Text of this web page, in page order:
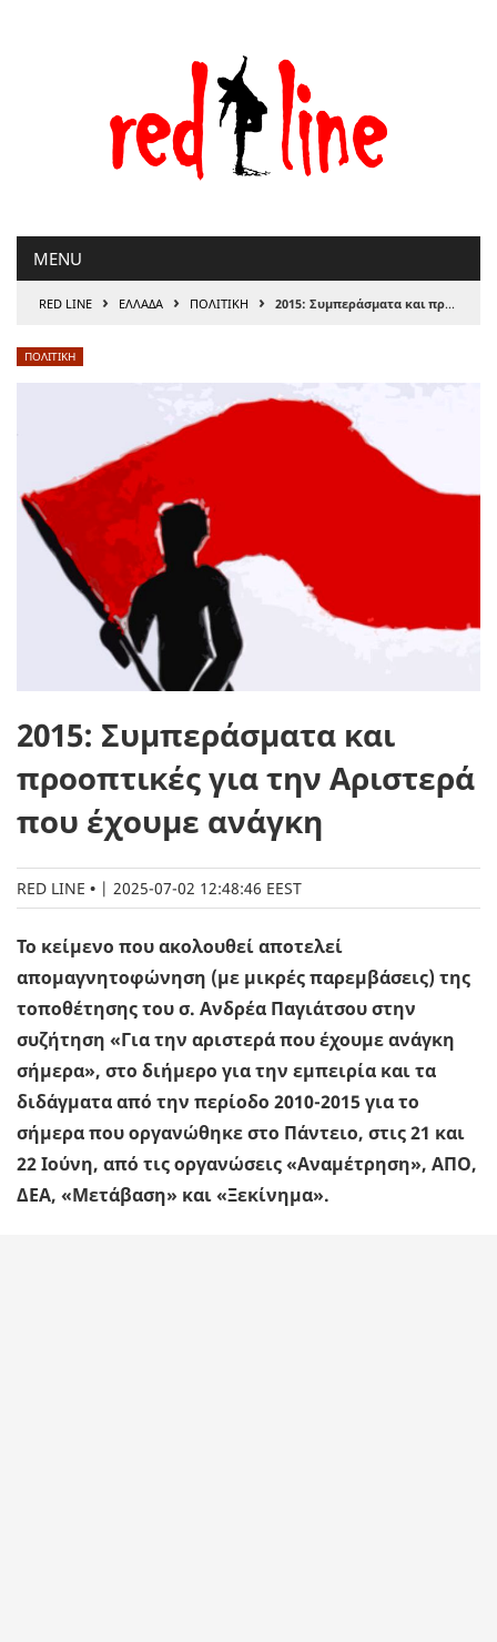
MENU
RED LINE › ΕΛΛΑΔΑ › ΠΟΛΙΤΙΚΗ › 2015: Συμπεράσματα και προοπτικές για την Αριστερά που έχουμε ανάγκη
ΠΟΛΙΤΙΚΗ
2015: Συμπεράσματα και
προοπτικές για την Αριστερά
που έχουμε ανάγκη
RED LINE | 2025-07-02 12:48:46 EEST
Το κείμενο που ακολουθεί αποτελεί
απομαγνητοφώνηση (με μικρές παρεμβάσεις) της
τοποθέτησης του σ. Ανδρέα Παγιάτσου στην
συζήτηση «Για την αριστερά που έχουμε ανάγκη
σήμερα», στο διήμερο για την εμπειρία και τα
διδάγματα από την περίοδο 2010-2015 για το
σήμερα που οργανώθηκε στο Πάντειο, στις 21 και
22 Ιούνη, από τις οργανώσεις «Αναμέτρηση», ΑΠΟ,
ΔΕΑ, «Μετάβαση» και «Ξεκίνημα».